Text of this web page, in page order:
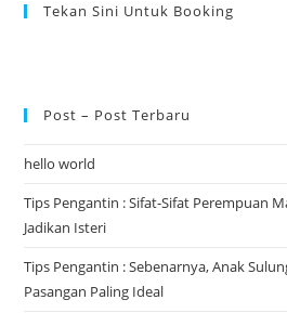
Tekan Sini Untuk Booking
Post – Post Terbaru
hello world
Tips Pengantin : Sifat-Sifat Perempuan
Jadikan Isteri
Tips Pengantin : Sebenarnya, Anak
Pasangan Paling Ideal